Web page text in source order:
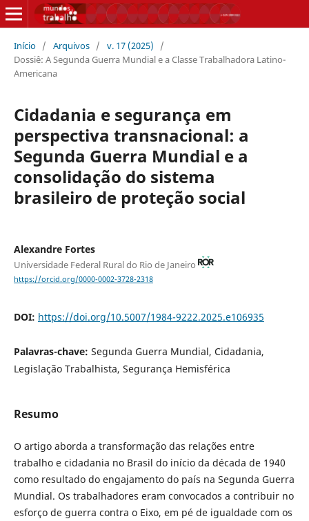
Início / Arquivos / v. 17 (2025)
/
Dossiê: A Segunda Guerra Mundial e a Classe Trabalhadora Latino-
Americana
Cidadania e segurança em
perspectiva transnacional: a
Segunda Guerra Mundial e a
consolidação do sistema
brasileiro de proteção social
Alexandre Fortes
Universidade Federal Rural do Rio de Janeiro
https://orcid.org/0000-0002-3728-2318
DOI: https://doi.org/10.5007/1984-9222.2025.e106935
Palavras-chave: Segunda Guerra Mundial, Cidadania,
Legislação Trabalhista, Segurança Hemisférica
Resumo
O artigo aborda a transformação das relações entre
trabalho e cidadania no Brasil do início da década de 1940
como resultado do engajamento do país na Segunda Guerra
Mundial. Os trabalhadores eram convocados a contribuir no
esforço de guerra contra o Eixo, em pé de igualdade com os